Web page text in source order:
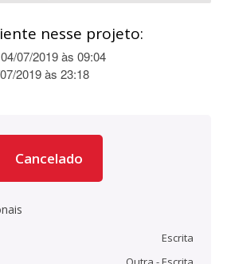
nesse projeto:
04/07/2019 às 09:04
2019 às 23:18
Cancelado
Escrita